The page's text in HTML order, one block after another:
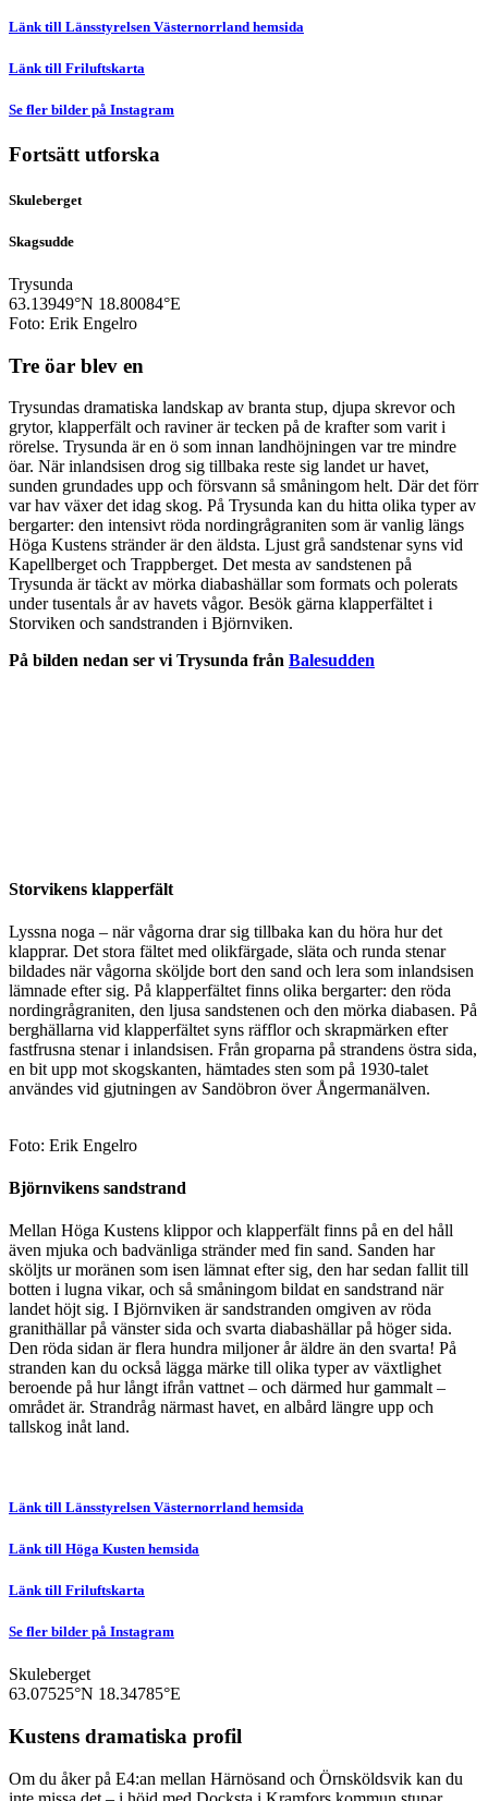
Länk till Länsstyrelsen Västernorrland hemsida
Länk till Friluftskarta
Se fler bilder på Instagram
Fortsätt utforska
Skuleberget
Skagsudde
Trysunda
63.13949°N 18.80084°E
Foto: Erik Engelro
Tre öar blev en
Trysundas dramatiska landskap av branta stup, djupa skrevor och
grytor, klapperfält och raviner är tecken på de krafter som varit i
rörelse. Trysunda är en ö som innan landhöjningen var tre mindre
öar. När inlandsisen drog sig tillbaka reste sig landet ur havet,
sunden grundades upp och försvann så småningom helt. Där det förr
var hav växer det idag skog. På Trysunda kan du hitta olika typer av
bergarter: den intensivt röda nordingrågraniten som är vanlig längs
Höga Kustens stränder är den äldsta. Ljust grå sandstenar syns vid
Kapellberget och Trappberget. Det mesta av sandstenen på
Trysunda är täckt av mörka diabashällar som formats och polerats
under tusentals år av havets vågor. Besök gärna klapperfältet i
Storviken och sandstranden i Björnviken.
På bilden nedan ser vi Trysunda från Balesudden
Storvikens klapperfält
Lyssna noga – när vågorna drar sig tillbaka kan du höra hur det
klapprar. Det stora fältet med olikfärgade, släta och runda stenar
bildades när vågorna sköljde bort den sand och lera som inlandsisen
lämnade efter sig. På klapperfältet finns olika bergarter: den röda
nordingrågraniten, den ljusa sandstenen och den mörka diabasen. På
berghällarna vid klapperfältet syns räfflor och skrapmärken efter
fastfrusna stenar i inlandsisen. Från groparna på strandens östra sida,
en bit upp mot skogskanten, hämtades sten som på 1930-talet
användes vid gjutningen av Sandöbron över Ångermanälven.
Foto: Erik Engelro
Björnvikens sandstrand
Mellan Höga Kustens klippor och klapperfält finns på en del håll
även mjuka och badvänliga stränder med fin sand. Sanden har
sköljts ur moränen som isen lämnat efter sig, den har sedan fallit till
botten i lugna vikar, och så småningom bildat en sandstrand när
landet höjt sig. I Björnviken är sandstranden omgiven av röda
granithällar på vänster sida och svarta diabashällar på höger sida.
Den röda sidan är flera hundra miljoner år äldre än den svarta! På
stranden kan du också lägga märke till olika typer av växtlighet
beroende på hur långt ifrån vattnet – och därmed hur gammalt –
området är. Strandråg närmast havet, en albård längre upp och
tallskog inåt land.
Länk till Länsstyrelsen Västernorrland hemsida
Länk till Höga Kusten hemsida
Länk till Friluftskarta
Se fler bilder på Instagram
Skuleberget
63.07525°N 18.34785°E
Kustens dramatiska profil
Om du åker på E4:an mellan Härnösand och Örnsköldsvik kan du